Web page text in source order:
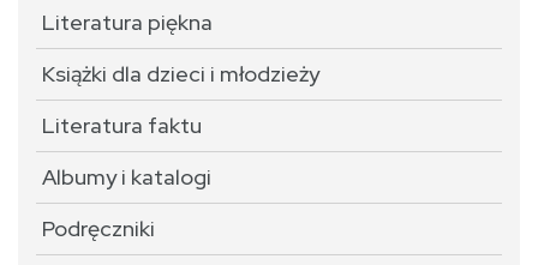
Literatura piękna
Książki dla dzieci i młodzieży
Literatura faktu
Albumy i katalogi
Podręczniki